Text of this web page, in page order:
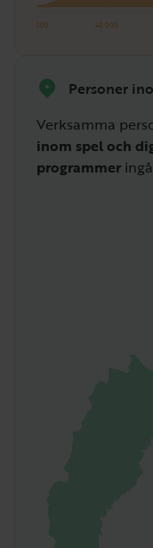
20 000 40 000
Personer
Verksamma
inom spel och
programmer